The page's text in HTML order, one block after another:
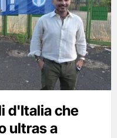
d'Italia che
ultras a